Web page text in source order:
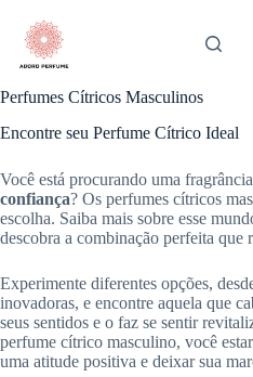
para
conteúdo
Perfumes Cítricos Masculinos
Encontre seu Perfume Cítrico Ideal
Você está procurando uma
confiança? Os perfumes cítricos
escolha. Saiba mais sobre esse
descobra a combinação perfeita que
Experimente diferentes opções,
inovadoras, e encontre aquela que
seus sentidos e o faz se sentir
perfume cítrico masculino, você
uma atitude positiva e deixar sua